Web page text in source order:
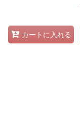
カートに入れる